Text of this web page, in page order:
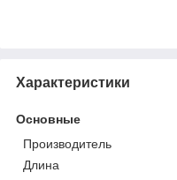
Характеристики
Основные
Производитель
Длина